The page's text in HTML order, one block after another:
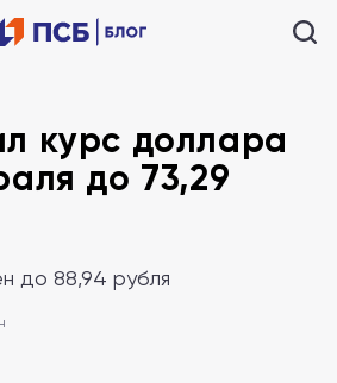
курс доллара
до 73,29
до 88,94 рубля